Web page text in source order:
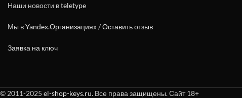
Наши новости вteletype
Мы вYandex.Организациях/Оставить отзыв
Заявка на ключ
© 2011-2025 el-shop-keys.ru. Все права защищены. Сайт 18+